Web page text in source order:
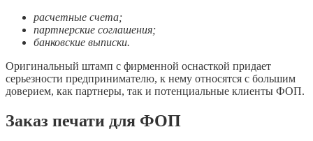
расчетные счета;
партнерские соглашения;
банковские выписки.
Оригинальный штамп с фирменной оснасткой придает
серьезности предпринимателю, к нему относятся с большим
доверием, как партнеры, так и потенциальные клиенты ФОП.
Заказ печати для ФОП